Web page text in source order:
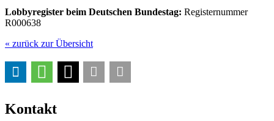
Lobbyregister beim Deutschen Bundestag: Registernummer
R000638
« zurück zur Übersicht
Kontakt